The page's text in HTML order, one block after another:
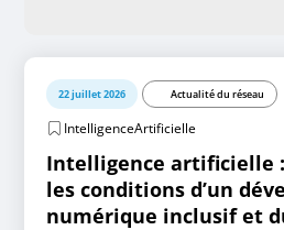
22 juillet 2026 Actualité du réseau
IntelligenceArtificielle
Intelligence artificielle :
les conditions d’un
numérique inclusif et